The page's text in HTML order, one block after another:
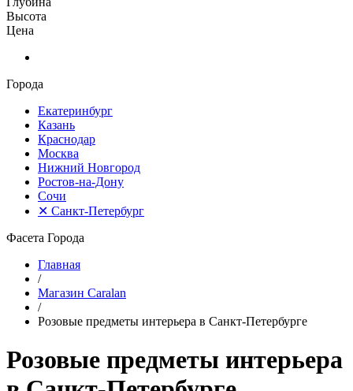
Высота
Цена
Города
Екатеринбург
Казань
Краснодар
Москва
Нижний Новгород
Ростов-на-Дону
Сочи
✕ Санкт-Петербург
Фасета Города
Главная
/
Магазин Caralan
/
Розовые предметы интерьера в Санкт-Петербурге
Розовые предметы интерьера